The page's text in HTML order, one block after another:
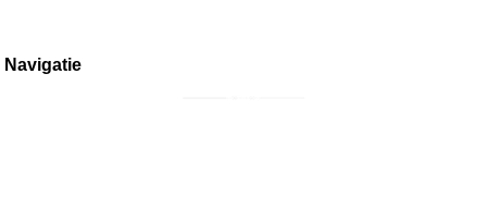
Navigatie